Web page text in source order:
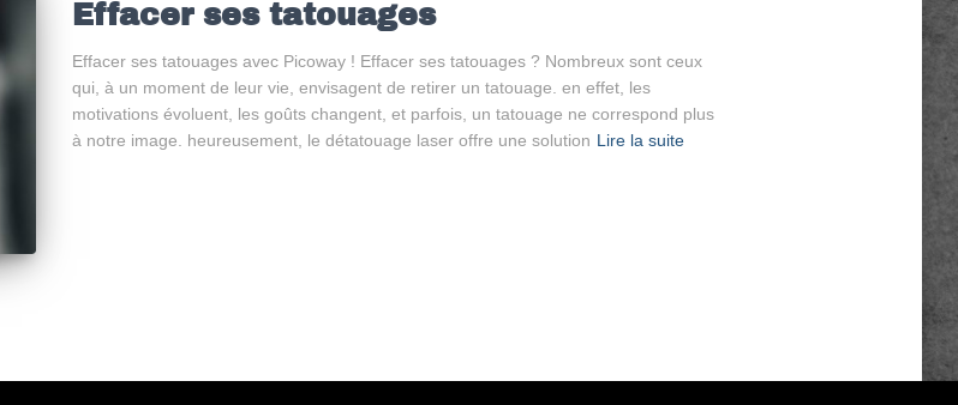
Effacer ses tatouages
Effacer ses tatouages avec Picoway ! Effacer ses tatouages ? Nombreux sont ceux
qui, à un moment de leur vie, envisagent de retirer un tatouage. en effet, les
motivations évoluent, les goûts changent, et parfois, un tatouage ne correspond plus
à notre image. heureusement, le détatouage laser offre une solution Lire la suite